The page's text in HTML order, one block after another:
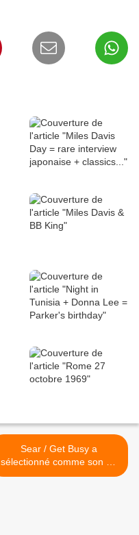
Sear / Get Busy a
sélectionné comme son du
jour... Semaine